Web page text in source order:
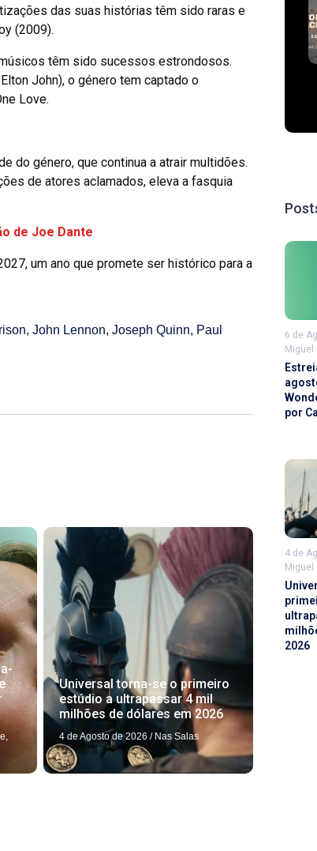
das suas histórias têm sido raras e
(2009).
têm sido sucessos estrondosos.
John), o género tem captado o
Love.
do género, que continua a atrair multidões.
de atores aclamados, eleva a fasquia
de Joe Dante
um ano que promete ser histórico para a
, John Lennon, Joseph Quinn, Paul
,
Universal torna-se o primeiro
estúdio a ultrapassar 4 mil
milhões de dólares em 2026
4 de Agosto de 2026 / Nas Salas
6 de
Miguel
por
4 de
Miguel
2026